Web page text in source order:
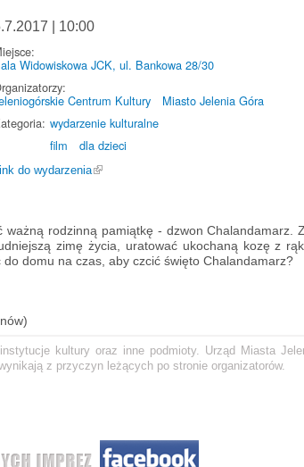
| 10:00
Widowiskowa JCK, ul. Bankowa 28/30
Centrum Kultury
Miasto Jelenia Góra
wydarzenie kulturalne
film
dla dzieci
do wydarzenia
rodzinną pamiątkę - dzwon Chalandamarz.
zimę życia, uratować ukochaną kozę z
do domu na czas, aby czcić święto Chalandamarz?
kultury oraz inne podmioty. Urząd Miasta
z przyczyn leżących po stronie organizatorów.